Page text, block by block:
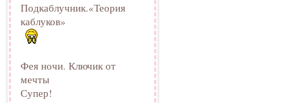
Подкаблучник.«Теория
каблуков»
Фея ночи. Ключик от
мечты
Супер!